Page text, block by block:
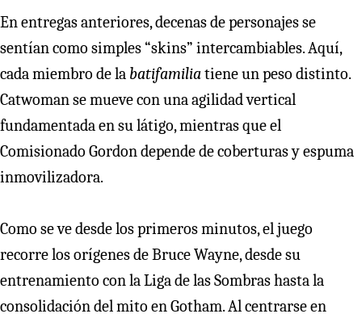
En entregas anteriores, decenas de personajes se
sentían como simples “skins” intercambiables. Aquí,
cada miembro de la batifamiliatiene un peso distinto.
Catwoman se mueve con una agilidad vertical
fundamentada en su látigo, mientras que el
Comisionado Gordon depende de coberturas y espuma
inmovilizadora.
Como se ve desde los primeros minutos, el juego
recorre los orígenes de Bruce Wayne, desde su
entrenamiento con la Liga de las Sombras hasta la
consolidación del mito en Gotham. Al centrarse en